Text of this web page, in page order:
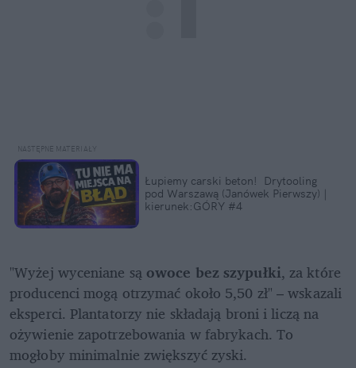
Łupiemy carski beton!  Drytooling
pod Warszawą (Janówek Pierwszy) |
kierunek:GÓRY #4
"Wyżej wyceniane są owoce bez szypułki, za które
producenci mogą otrzymać około 5,50 zł" – wskazali
eksperci. Plantatorzy nie składają broni i liczą na
ożywienie zapotrzebowania w fabrykach. To
mogłoby minimalnie zwiększyć zyski.